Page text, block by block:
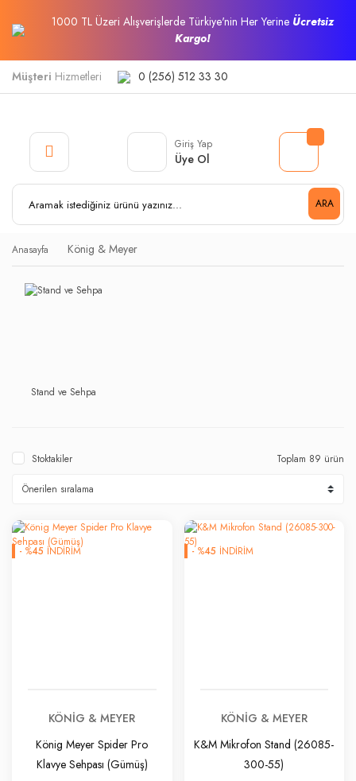
1000 TL Üzeri Alışverişlerde Türkiye'nin Her Yerine Ücretsiz
Kargo!
Müşteri Hizmetleri 0 (256) 512 33 30
ARA
Giriş Yap
Üye Ol
Anasayfa König & Meyer
Stand ve Sehpa
Stoktakiler Toplam 89 ürün
- %45 İNDİRİM
KÖNIG & MEYER
König Meyer Spider Pro
Klavye Sehpası (Gümüş)
-%45 İNDİRİM
KÖNIG & MEYER
K&M Mikrofon Stand (26085-
300-55)